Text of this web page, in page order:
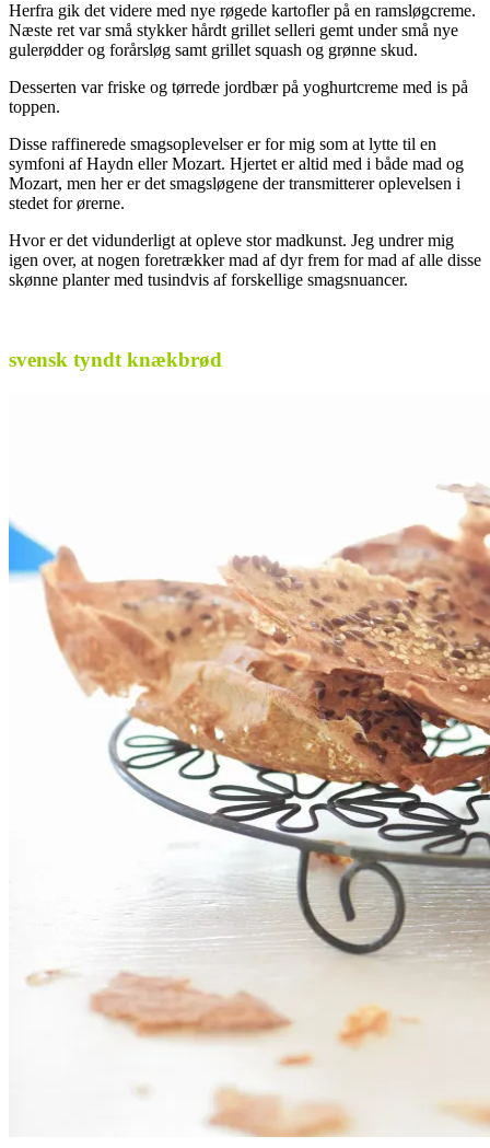
Herfra gik det videre med nye røgede kartofler på en ramsløgcreme.
Næste ret var små stykker hårdt grillet selleri gemt under små nye
gulerødder og forårsløg samt grillet squash og grønne skud.
Desserten var friske og tørrede jordbær på yoghurtcreme med is på
toppen.
Disse raffinerede smagsoplevelser er for mig som at lytte til en
symfoni af Haydn eller Mozart. Hjertet er altid med i både mad og
Mozart, men her er det smagsløgene der transmitterer oplevelsen i
stedet for ørerne.
Hvor er det vidunderligt at opleve stor madkunst. Jeg undrer mig
igen over, at nogen foretrækker mad af dyr frem for mad af alle disse
skønne planter med tusindvis af forskellige smagsnuancer.
svensk tyndt knækbrød